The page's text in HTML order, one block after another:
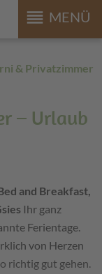
reorder MENÜ
& Privatzimmer
– Urlaub
and Breakfast,
Ihr ganz
Ferientage.
von Herzen
richtig gut gehen.